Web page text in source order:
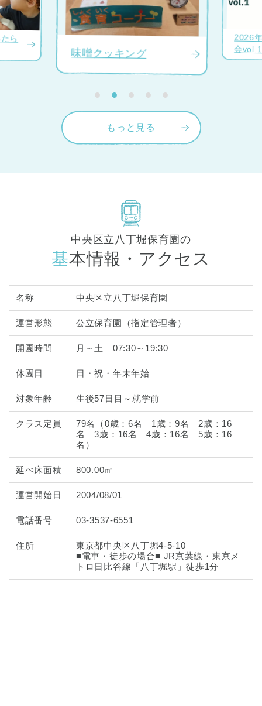
2026年度キンダー研究
会vol.1 ～異年齢だから
こそ生まれる学び～
わくわ
会
もっと見る
中央区立八丁堀保育園の
基本情報・アクセス
名称 中央区立八丁堀保育園
運営形態 公立保育園（指定管理者）
開園時間 月～土 07:30～19:30
休園日 日・祝・年末年始
対象年齢 生後57日目～就学前
クラス定員
79名（0歳：6名 1歳：9名 2歳：16
名 3歳：16名 4歳：16名 5歳：16
名）
延べ床面積 800.00㎡
運営開始日 2004/08/01
電話番号 03-3537-6551
住所
東京都中央区八丁堀4-5-10
■電車・徒歩の場合■ JR京葉線・東京メ
トロ日比谷線「八丁堀駅」徒歩1分